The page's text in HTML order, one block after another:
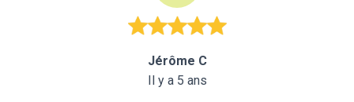
Jérôme C
Il y a 5 ans